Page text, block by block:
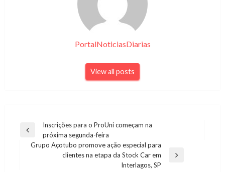
PortalNoticiasDiarias
View all posts
Navegação
Previous
Post
Inscrições para o ProUni começam na
próxima segunda-feira
Grupo Açotubo promove ação especial para
clientes na etapa da Stock Car em
Interlagos, SP